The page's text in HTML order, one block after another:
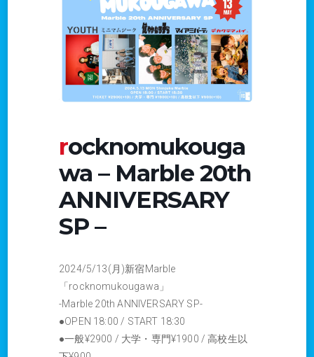
rocknomukouga
wa – Marble 20th
ANNIVERSARY
SP –
2024/5/13(月)新宿Marble
「rocknomukougawa」
-Marble 20th ANNIVERSARY SP-
●OPEN 18:00 / START 18:30
●一般¥2900 / 大学・専門¥1900 / 高校生以